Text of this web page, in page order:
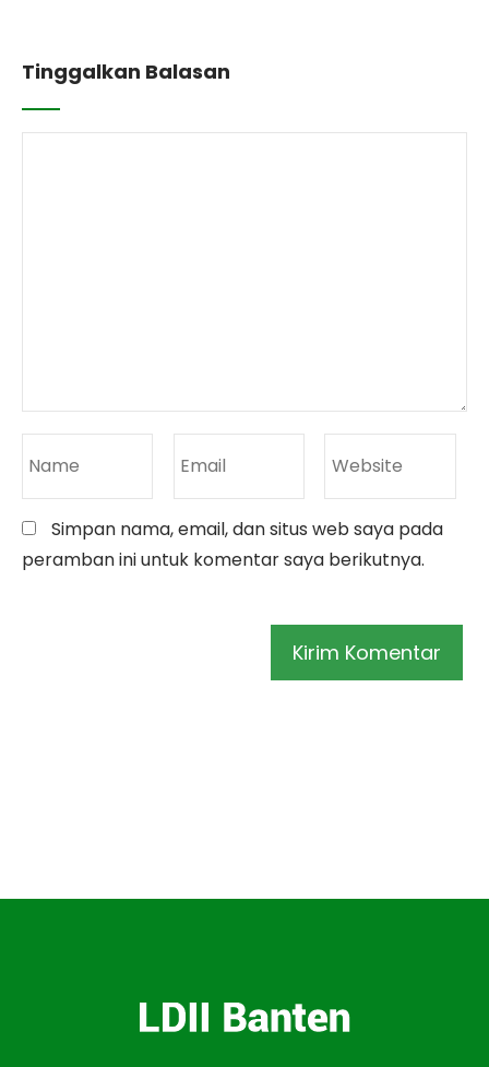
Tinggalkan Balasan
Simpan nama, email, dan situs web saya pada
peramban ini untuk komentar saya berikutnya.